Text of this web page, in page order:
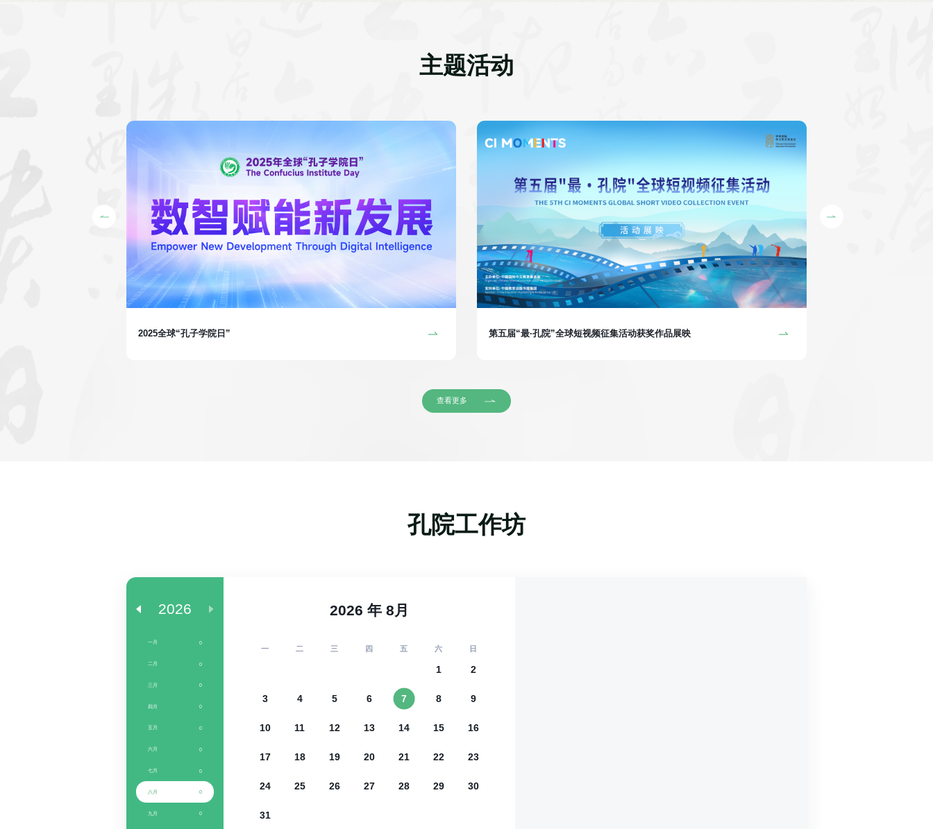
主题活动
2025全球“孔子学院日” 第五届“最·孔院”全球短视频征集活动获奖作品展映
查看更多
孔院工作坊
2026
一月 0
二月 0
三月 0
四月 0
五月 0
六月 0
七月 0
八月 0
九月 0
2026 年 8 月
一 二 三 四 五 六 日
1 2
3 4 5 6 7 8 9
10 11 12 13 14 15 16
17 18 19 20 21 22 23
24 25 26 27 28 29 30
31